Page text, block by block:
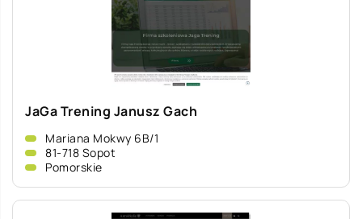
JaGa Trening Janusz Gach
Mariana Mokwy 6B/1
81-718 Sopot
Pomorskie